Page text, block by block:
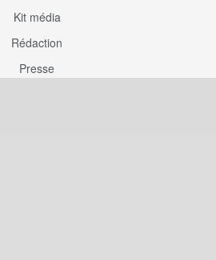
Kit média
Rédaction
Presse